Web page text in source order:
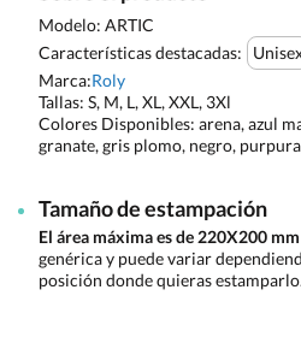
Modelo: ARTIC
Características destacadas:
Marca:Roly
Tallas: S, M, L, XL, XXL, 3Xl
Colores Disponibles: arena, azul
granate, gris plomo, negro,
Tamaño de estampación
El área máxima es de 220X200 mm
genérica y puede variar
posición donde quieras estamparlo.